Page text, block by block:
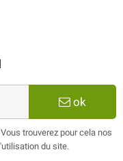
ok
trouverez pour cela nos
du site.